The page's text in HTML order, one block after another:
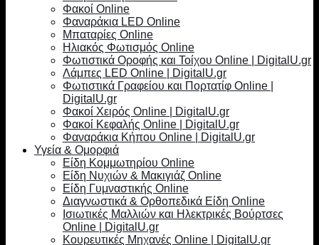
Φακοί Online
Φαναράκια LED Online
Μπαταρίες Online
Ηλιακός Φωτισμός Online
Φωτιστικά Οροφής και Τοίχου Online | DigitalU.gr
Λάμπες LED Online | DigitalU.gr
Φωτιστικά Γραφείου και Πορτατίφ Online |
DigitalU.gr
Φακοί Χειρός Online | DigitalU.gr
Φακοί Κεφαλής Online | DigitalU.gr
Φαναράκια Κήπου Online | DigitalU.gr
Υγεία & Ομορφιά
Είδη Κομμωτηρίου Online
Είδη Νυχιών & Μακιγιάζ Online
Είδη Γυμναστικής Online
Διαγνωστικά & Ορθοπεδικά Είδη Online
Ισιωτικές Μαλλιών και Ηλεκτρικές Βούρτσες
Online | DigitalU.gr
Κουρευτικές Μηχανές Online | DigitalU.gr